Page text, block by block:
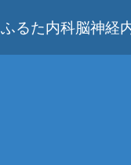
ふるた内科脳神経